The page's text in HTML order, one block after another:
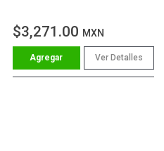
$3,271.00 MXN
Ver Detalles